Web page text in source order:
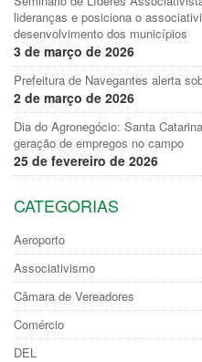
lideranças e posiciona o
desenvolvimento dos municípios
3 de março de 2026
Prefeitura de Navegantes alerta
2 de março de 2026
Dia do Agronegócio: Santa
geração de empregos no campo
25 de fevereiro de 2026
CATEGORIAS
Aeroporto
Associativismo
Câmara de Vereadores
Comércio
DEL